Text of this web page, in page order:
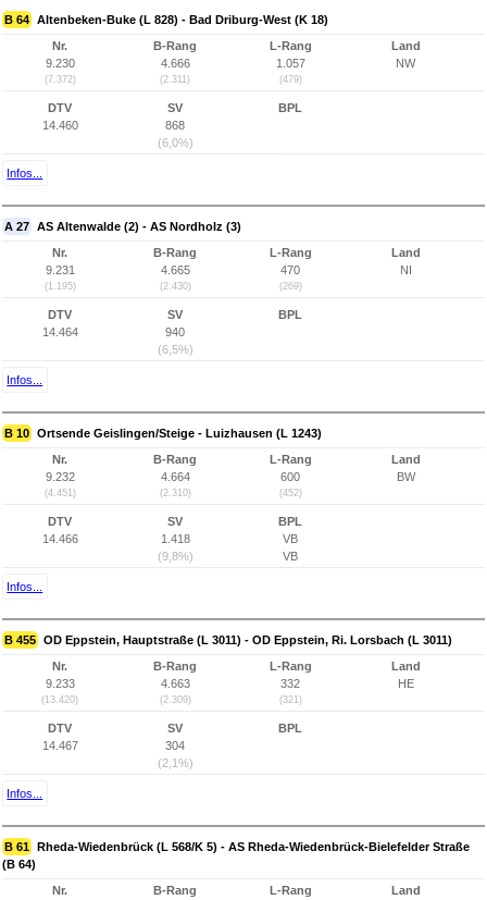
B 64 Altenbeken-Buke (L 828) - Bad Driburg-West (K 18)
Nr.
9.230
(7.372)
B-Rang
4.666
(2.311)
L-Rang
1.057
(479)
Land
NW
DTV
14.460
SV
868
(6,0%)
BPL
Infos...
A 27 AS Altenwalde (2) - AS Nordholz (3)
Nr.
9.231
(1.195)
B-Rang
4.665
(2.430)
L-Rang
470
(269)
Land
NI
DTV
14.464
SV
940
(6,5%)
BPL
Infos...
B 10 Ortsende Geislingen/Steige - Luizhausen (L 1243)
Nr.
9.232
(4.451)
B-Rang
4.664
(2.310)
L-Rang
600
(452)
Land
BW
DTV
14.466
SV
1.418
(9,8%)
BPL
VB
VB
Infos...
B 455 OD Eppstein, Hauptstraße (L 3011) - OD Eppstein, Ri. Lorsbach (L 3011)
Nr.
9.233
(13.420)
B-Rang
4.663
(2.309)
L-Rang
332
(321)
Land
HE
DTV
14.467
SV
304
(2,1%)
BPL
Infos...
B 61 Rheda-Wiedenbrück (L 568/K 5) - AS Rheda-Wiedenbrück-Bielefelder Straße
(B 64)
Nr.
B-Rang
L-Rang
Land